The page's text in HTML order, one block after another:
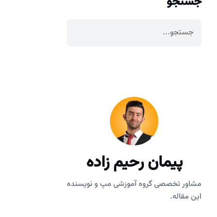
پیمان رحیم زاده
مشاور تخصصی گروه آموزشی مپ و نویسنده
این مقاله.